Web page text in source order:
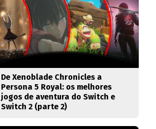
De Xenoblade Chronicles a
Persona 5 Royal: os melhores
jogos de aventura do Switch e
Switch 2 (parte 2)